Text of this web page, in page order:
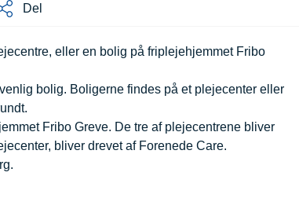
Del
eller en bolig på friplejehjemmet Fribo
bolig. Boligerne findes på et plejecenter eller
Fribo Greve. De tre af plejecentrene bliver
bliver drevet af Forenede Care.